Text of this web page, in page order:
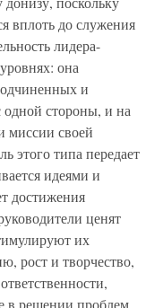
вплоть до служения
лидера-
она
и
одной стороны, и на
миссии своей
этого типа передает
идеями и
достижения
ценят
их
рост и творчество,
в решении проблем.